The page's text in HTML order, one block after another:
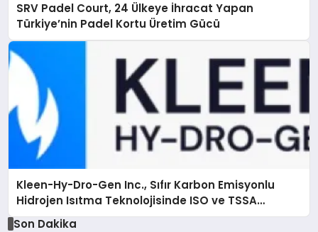
SRV Padel Court, 24 Ülkeye İhracat Yapan
Türkiye’nin Padel Kortu Üretim Gücü
Kleen-Hy-Dro-Gen Inc., Sıfır Karbon Emisyonlu
Hidrojen Isıtma Teknolojisinde ISO ve TSSA
Düzenleyici Onaylarını Aldı
Son Dakika